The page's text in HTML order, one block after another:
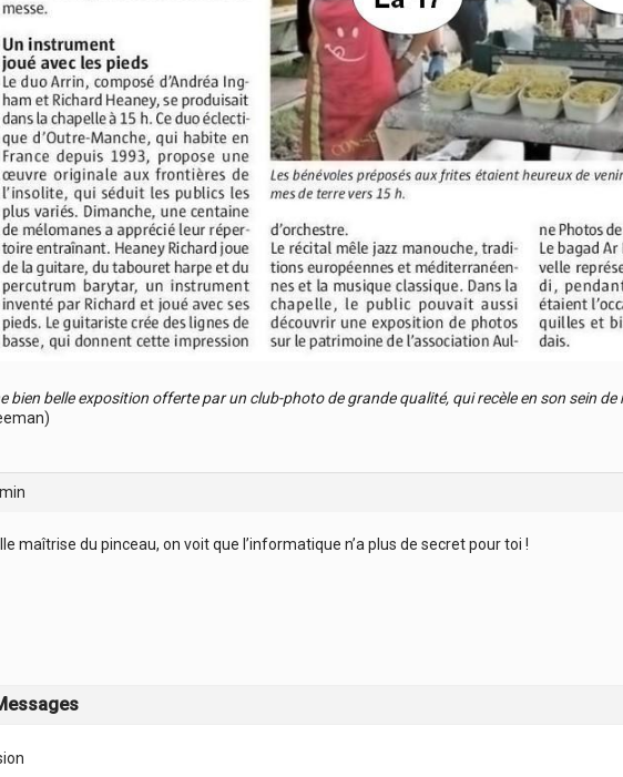
bien belle exposition offerte par un club-photo de grande qualité, qui recèle en son sein de
maîtrise du pinceau, on voit que l’informatique n’a plus de secret pour toi !